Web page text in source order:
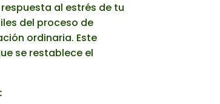
al estrés de tu
del proceso de
ordinaria. Este
se restablece el